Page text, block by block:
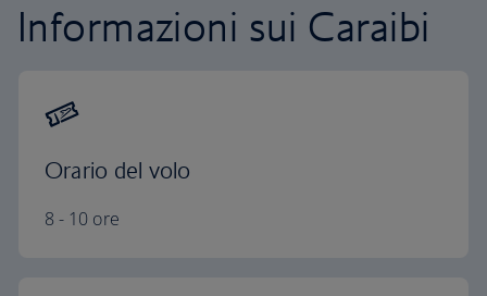
Informazioni sui Caraibi
Orario del volo
8 - 10 ore